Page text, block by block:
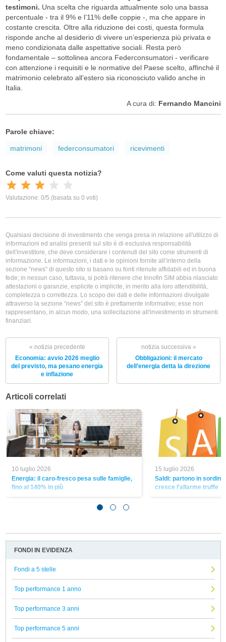
testimoni. Una scelta che riguarda attualmente solo una bassa
percentuale - tra il 9% e l’11% delle coppie -, ma che appare in
costante crescita. Oltre alla riduzione dei costi, questa formula
risponde anche al desiderio di vivere un’esperienza più privata e
meno condizionata dalle aspettative sociali. Resta però
fondamentale – sottolinea ancora Federconsumatori - verificare
con attenzione i requisiti e le normative del Paese scelto, affinché il
matrimonio celebrato all’estero sia riconosciuto valido anche in
Italia.
A cura di: Fernando Mancini
Parole chiave:
matrimoni federconsumatori ricevimenti
Qualsiasi decisione di investimento che venga presa in relazione all'utilizzo di
informazioni ed analisi presenti sul sito è di esclusiva responsabilità
dell'investitore, che deve considerare i contenuti del sito come strumenti di
informazione. Le informazioni, i dati e le opinioni fornite all’interno della
sezione “news” di questo sito si basano su fonti ritenute affidabili ed in buona
fede; in nessun caso, tuttavia, si potrà ritenere che Innofin SIM abbia rilasciato
attestazioni o garanzie, esplicite o implicite, in merito alla loro attendibilità,
completezza o correttezza. Lo scopo dei dati e delle informazioni divulgate
attraverso la sezione “news” del sito è prettamente informativo; esse non
rappresentano, in alcun modo, una sollecitazione all'investimento in strumenti
finanziari.
« notizia precedente
Economia: avvio 2026 meglio
del previsto, ma pesano energia
e inflazione
notizia successiva »
Obbligazioni: il mercato
dell’energia detta la direzione
Articoli correlati
10 luglio 2026
Energia: il caro-fresco pesa sulle famiglie,
fino al 140% in più
15 luglio 2026
Saldi: partono in
cresce l'allarme truffe
FONDI IN EVIDENZA
Fondi a 5 stelle
Top performance 1 anno
Top performance 3 anni
Top performance 5 anni